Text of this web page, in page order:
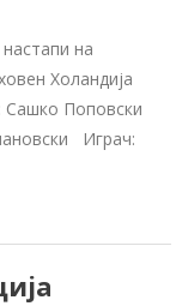
на
Холандија
Сашко Поповски
Играч: